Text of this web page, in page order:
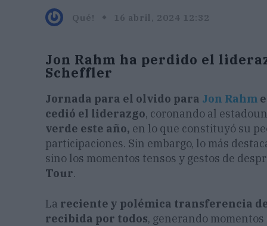
Qué! 16 abril, 2024 12:32
Jon Rahm ha perdido el
Scheffler
Jornada para el olvido para Jon Rahm
cedió el liderazgo, coronando al
verde este año, en lo que constituyó su
participaciones. Sin embargo, lo más
sino los momentos tensos y gestos de
Tour.
La reciente y polémica transferencia
recibida por todos, generando